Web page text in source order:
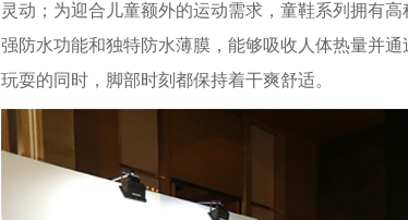
灵动；为迎合儿童额外的运动需求，童鞋系列拥有
强防水功能和独特防水薄膜，能够吸收人体热量并
玩耍的同时，脚部时刻都保持着干爽舒适。